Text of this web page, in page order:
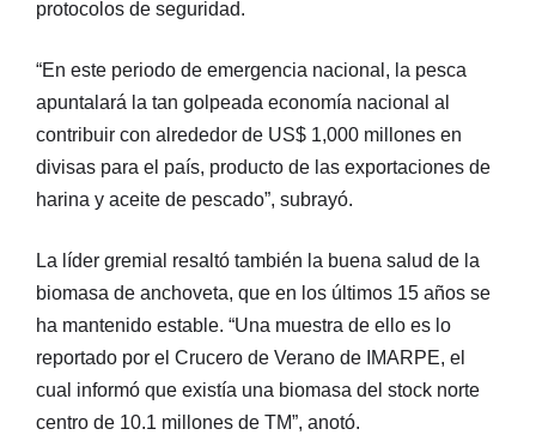
protocolos de seguridad.
“En este periodo de emergencia nacional, la pesca
apuntalará la tan golpeada economía nacional al
contribuir con alrededor de US$ 1,000 millones en
divisas para el país, producto de las exportaciones de
harina y aceite de pescado”, subrayó.
La líder gremial resaltó también la buena salud de la
biomasa de anchoveta, que en los últimos 15 años se
ha mantenido estable. “Una muestra de ello es lo
reportado por el Crucero de Verano de IMARPE, el
cual informó que existía una biomasa del stock norte
centro de 10.1 millones de TM”, anotó.